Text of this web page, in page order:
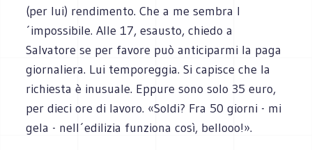
(per lui) rendimento. Che a me sembra l
´impossibile. Alle 17, esausto, chiedo a
Salvatore se per favore può anticiparmi la paga
giornaliera. Lui temporeggia. Si capisce che la
richiesta è inusuale. Eppure sono solo 35 euro,
per dieci ore di lavoro. «Soldi? Fra 50 giorni - mi
gela - nell´edilizia funziona così, bellooo!».